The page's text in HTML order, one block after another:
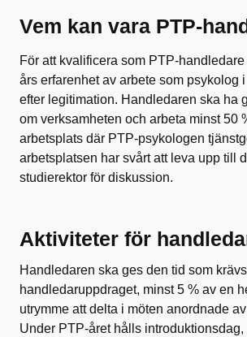
Vem kan vara PTP-
För att kvalificera som
års erfarenhet av arbete som psykolog
efter legitimation. Handledaren ska ha
om verksamheten och arbeta minst 50
arbetsplats där PTP‐psykologen
arbetsplatsen har svårt att leva upp till
studierektor för diskussion.
Aktiviteter för
Handledaren ska ges den tid som
handledaruppdraget, minst 5 % av en
utrymme att delta i möten anordnade
Under PTP-året hålls introduktionsdag,